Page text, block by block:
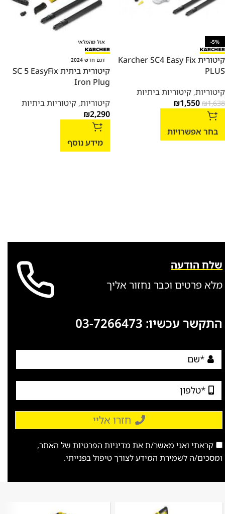
-5%
קיטורית Karcher SC4 Easy Fix
PLUS
קיטוריות, קיטוריות ביתיות
₪1,638
₪1,550
בחר אפשרויות
אזל מהמלאי
דגם חדש 2024
קיטורית ביתית SC 5 EasyFix
Iron Plug
קיטוריות, קיטוריות ביתיות
₪2,290
מידע נוסף
שלח הודעה
מלא פרטים וכבר נחזור אליך
התקשר עכשיו: 03-7266473
חזרו אליי
קראתי ואני מאשר/ת את מדיניות הפרטיות של האתר,
ומסכים/ה לשמירת המידע לצורך טיפול בפנייתי.